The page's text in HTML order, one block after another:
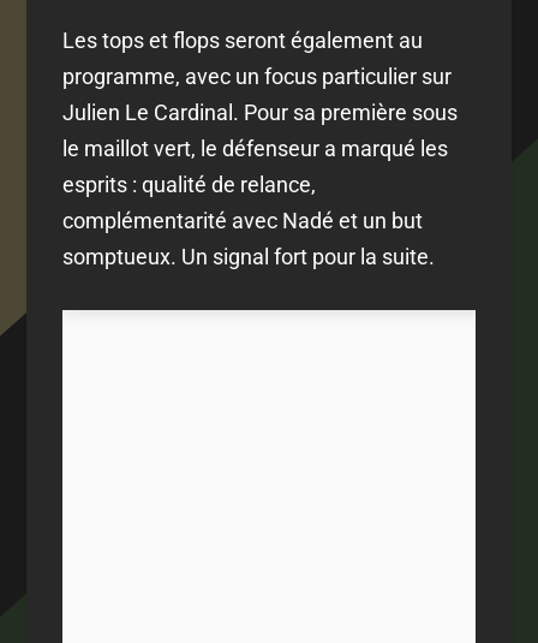
Les tops et flops seront également au
programme, avec un focus particulier sur
Julien Le Cardinal. Pour sa première sous
le maillot vert, le défenseur a marqué les
esprits : qualité de relance,
complémentarité avec Nadé et un but
somptueux. Un signal fort pour la suite.